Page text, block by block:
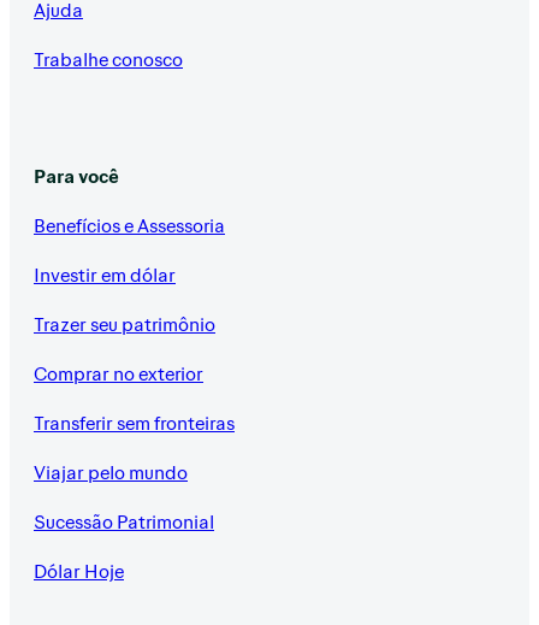
Ajuda
Trabalhe conosco
Para você
Benefícios e Assessoria
Investir em dólar
Trazer seu patrimônio
Comprar no exterior
Transferir sem fronteiras
Viajar pelo mundo
Sucessão Patrimonial
Dólar Hoje